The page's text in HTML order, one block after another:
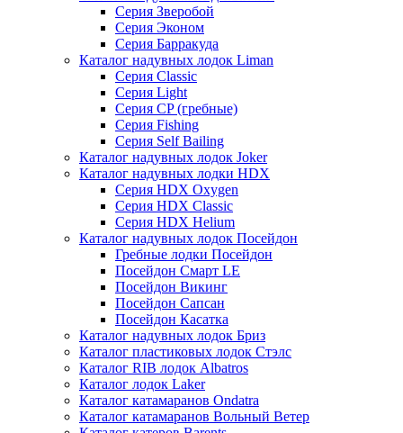
Серия Зверобой
Серия Эконом
Серия Барракуда
Каталог надувных лодок Liman
Серия Classic
Серия Light
Серия CP (гребные)
Серия Fishing
Серия Self Bailing
Каталог надувных лодок Joker
Каталог надувных лодки HDX
Серия HDX Oxygen
Серия HDX Classic
Серия HDX Helium
Каталог надувных лодок Посейдон
Гребные лодки Посейдон
Посейдон Смарт LE
Посейдон Викинг
Посейдон Сапсан
Посейдон Касатка
Каталог надувных лодок Бриз
Каталог пластиковых лодок Стэлс
Каталог RIB лодок Albatros
Каталог лодок Laker
Каталог катамаранов Ondatra
Каталог катамаранов Вольный Ветер